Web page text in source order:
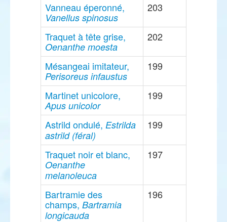
Vanneau éperonné,
Vanellus spinosus
203
Traquet à tête grise,
Oenanthe moesta
202
Mésangeai imitateur,
Perisoreus infaustus
199
Martinet unicolore,
Apus unicolor
199
Astrild ondulé, Estrilda
astrild (féral)
199
Traquet noir et blanc,
Oenanthe
melanoleuca
197
Bartramie des
champs, Bartramia
longicauda
196